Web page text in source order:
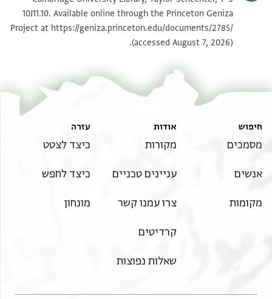
. . . . . . . . . . . . . . . . . . ]ו . . ל ואה . [וג
. . . . . . . . . . . . . . . . . . ]סחר נסף וג
. . . . . . . . . . . . . . . . . . ] . . ולה את וג
. . . . . . . . . . . . . . . . . . ] . . . ליה וג
. . . . . . . . . . . . . . . . . . ] . . . . שדל וג
. . . . . . . . . . . . . . . . . . ] . . . . . וג
. . . . . . . . . . . . . . . . . . . . ] רתיחס וג
. . . . . . . . . . . . . . . . . ] עאלמה אלפאצלה אלמתפצלה
אלכדיםה אלכבירה אלמכדומה כתר אללה תעאלי בני
מתלהא ומתל . . . הא לאן פי מתלהא קאל אלואלי עה פיה
בידיהא
תנאי היתר שימוש בתצלום
10J11.10. Available online through the Princeton Geniza
Project athttps://geniza.princeton.edu/documents/2785/
(accessed August 7, 2026).
חיפוש
מסמכים
אנשים
מקומות
אודות
מקורות
עניינים טכניים
צרו עמנו קשר
קרדיטים
שאלות נפוצות
עזרה
כיצד לצטט
כיצד לחפש
מונחון